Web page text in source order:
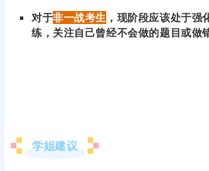
对于非一战考生 ，现阶段应该处于强
练，关注自己曾经不会做的题目或做
学姐建议